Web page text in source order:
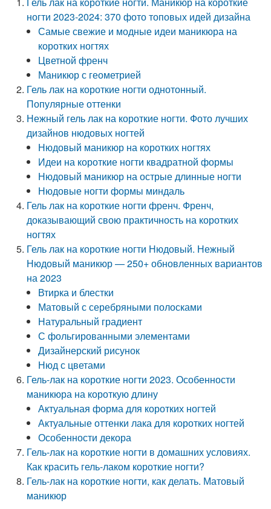
ногти 2023-2024: 370 фото топовых идей дизайна
Самые свежие и модные идеи маникюра на
коротких ногтях
Цветной френч
Маникюр с геометрией
Гель лак на короткие ногти однотонный.
Популярные оттенки
Нежный гель лак на короткие ногти. Фото лучших
дизайнов нюдовых ногтей
Нюдовый маникюр на коротких ногтях
Идеи на короткие ногти квадратной формы
Нюдовый маникюр на острые длинные ногти
Нюдовые ногти формы миндаль
Гель лак на короткие ногти френч. Френч,
доказывающий свою практичность на коротких
ногтях
Гель лак на короткие ногти Нюдовый. Нежный
Нюдовый маникюр — 250+ обновленных вариантов
на 2023
Втирка и блестки
Матовый с серебряными полосками
Натуральный градиент
С фольгированными элементами
Дизайнерский рисунок
Нюд с цветами
Гель-лак на короткие ногти 2023. Особенности
маникюра на короткую длину
Актуальная форма для коротких ногтей
Актуальные оттенки лака для коротких ногтей
Особенности декора
Гель-лак на короткие ногти в домашних условиях.
Как красить гель-лаком короткие ногти?
Гель-лак на короткие ногти, как делать. Матовый
маникюр